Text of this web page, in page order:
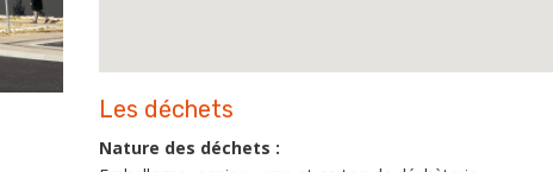
Les déchets
Nature des déchets :